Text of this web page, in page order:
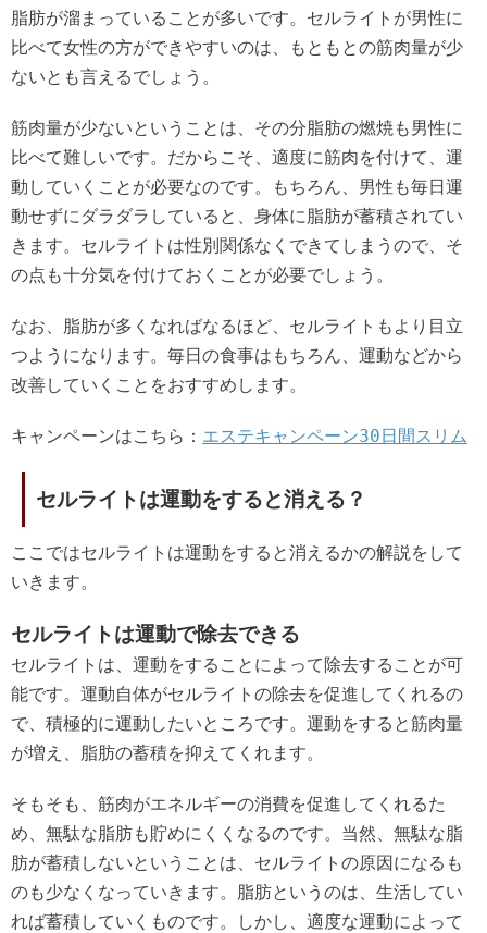
脂肪が溜まっていることが多いです。セルライトが男性に
比べて女性の方ができやすいのは、もともとの筋肉量が少
ないとも言えるでしょう。
筋肉量が少ないということは、その分脂肪の燃焼も男性に
比べて難しいです。だからこそ、適度に筋肉を付けて、運
動していくことが必要なのです。もちろん、男性も毎日運
動せずにダラダラしていると、身体に脂肪が蓄積されてい
きます。セルライトは性別関係なくできてしまうので、そ
の点も十分気を付けておくことが必要でしょう。
なお、脂肪が多くなればなるほど、セルライトもより目立
つようになります。毎日の食事はもちろん、運動などから
改善していくことをおすすめします。
キャンペーンはこちら： エステキャンペーン30日間スリム
セルライトは運動をすると消える？
ここではセルライトは運動をすると消えるかの解説をして
いきます。
セルライトは運動で除去できる
セルライトは、運動をすることによって除去することが可
能です。運動自体がセルライトの除去を促進してくれるの
で、積極的に運動したいところです。運動をすると筋肉量
が増え、脂肪の蓄積を抑えてくれます。
そもそも、筋肉がエネルギーの消費を促進してくれるた
め、無駄な脂肪も貯めにくくなるのです。当然、無駄な脂
肪が蓄積しないということは、セルライトの原因になるも
のも少なくなっていきます。脂肪というのは、生活してい
れば蓄積していくものです。しかし、適度な運動によって